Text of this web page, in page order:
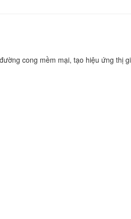
cong mềm mại, tạo hiệu ứng thị